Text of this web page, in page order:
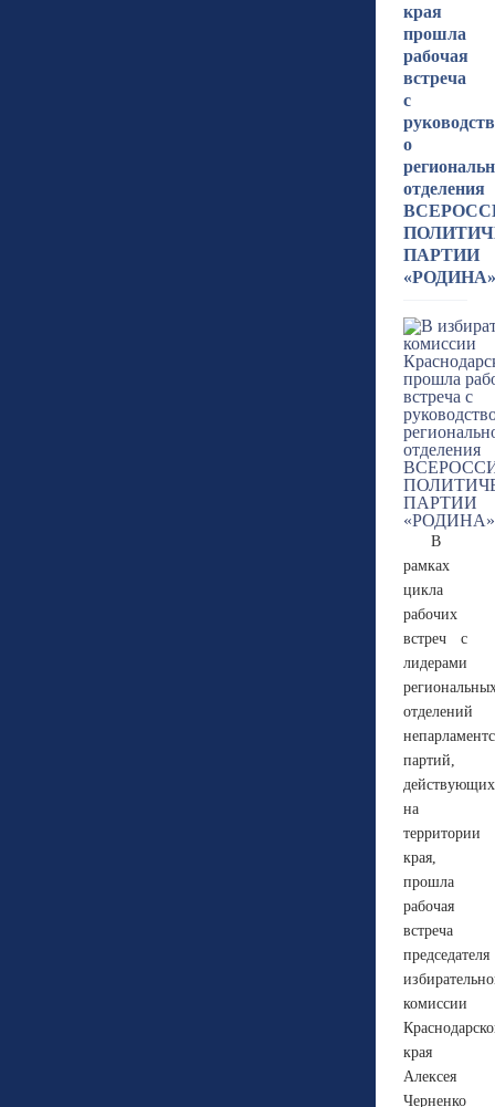
края
прошла
рабочая
встреча
с
о
отделения
ПАРТИИ
«РОДИНА»
В
рамках
цикла
рабочих
встреч с
лидерами
отделений
партий,
действующих
на
территории
края,
прошла
рабочая
встреча
председателя
комиссии
края
Алексея
Черненко